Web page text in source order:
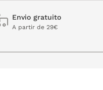
Envio gratuito
A partir de 29€